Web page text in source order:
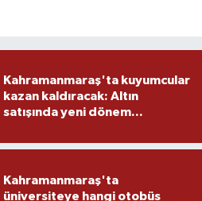
Kahramanmaraş'ta kuyumcular
kazan kaldıracak: Altın
satışında yeni dönem...
Kahramanmaraş'ta
üniversiteye hangi otobüs